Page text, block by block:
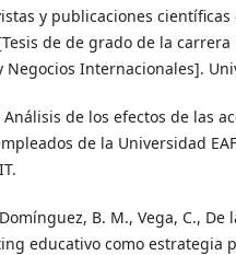
y publicaciones
de de grado de la
Negocios Internacionales].
Análisis de los efectos de las
de la Universidad
B. M., Vega, C., De
educativo como estrategia